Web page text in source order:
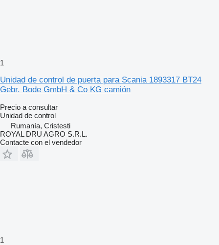
1
Unidad de control de puerta para Scania 1893317 BT24
Gebr. Bode GmbH & Co KG camión
Precio a consultar
Unidad de control
Rumanía, Cristesti
ROYAL DRU AGRO S.R.L.
Contacte con el vendedor
1